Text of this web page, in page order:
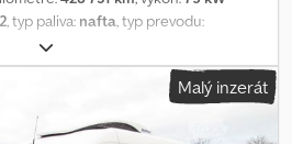
2 , typ paliva: nafta , typ prevodu:
, prvá registrácia:
vlastníkov:1, Rok výroby:
hmlové svetlá, posilňovač
tempomat, úplná servisná
príslušenstvo = - 12-voltová zásuvka -
Malý inzerát